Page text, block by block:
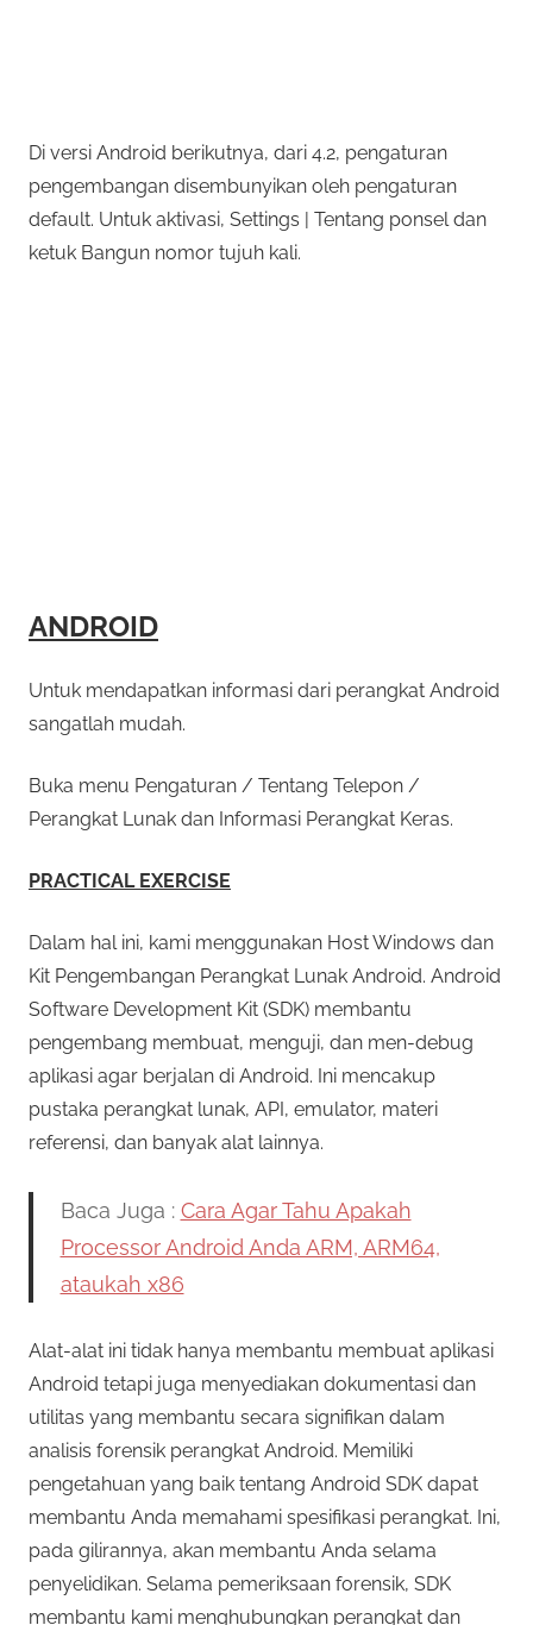
Di versi Android berikutnya, dari 4.2, pengaturan
pengembangan disembunyikan oleh pengaturan
default. Untuk aktivasi, Settings | Tentang ponsel dan
ketuk Bangun nomor tujuh kali.
ANDROID
Untuk mendapatkan informasi dari perangkat Android
sangatlah mudah.
Buka menu Pengaturan / Tentang Telepon /
Perangkat Lunak dan Informasi Perangkat Keras.
PRACTICAL EXERCISE
Dalam hal ini, kami menggunakan Host Windows dan
Kit Pengembangan Perangkat Lunak Android. Android
Software Development Kit (SDK) membantu
pengembang membuat, menguji, dan men-debug
aplikasi agar berjalan di Android. Ini mencakup
pustaka perangkat lunak, API, emulator, materi
referensi, dan banyak alat lainnya.
Baca Juga : Cara Agar Tahu Apakah
Processor Android Anda ARM, ARM64,
ataukah x86
Alat-alat ini tidak hanya membantu membuat aplikasi
Android tetapi juga menyediakan dokumentasi dan
utilitas yang membantu secara signifikan dalam
analisis forensik perangkat Android. Memiliki
pengetahuan yang baik tentang Android SDK dapat
membantu Anda memahami spesifikasi perangkat. Ini,
pada gilirannya, akan membantu Anda selama
penyelidikan. Selama pemeriksaan forensik, SDK
membantu kami menghubungkan perangkat dan